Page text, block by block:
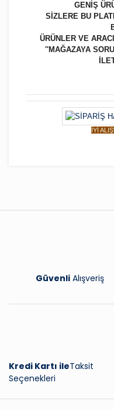
GENİŞ
SİZLERE BU
ÜRÜNLER VE
''MAĞAZAYA
İYİ
Güvenli Alışveriş
Kredi Kartı ileTaksit
Seçenekleri